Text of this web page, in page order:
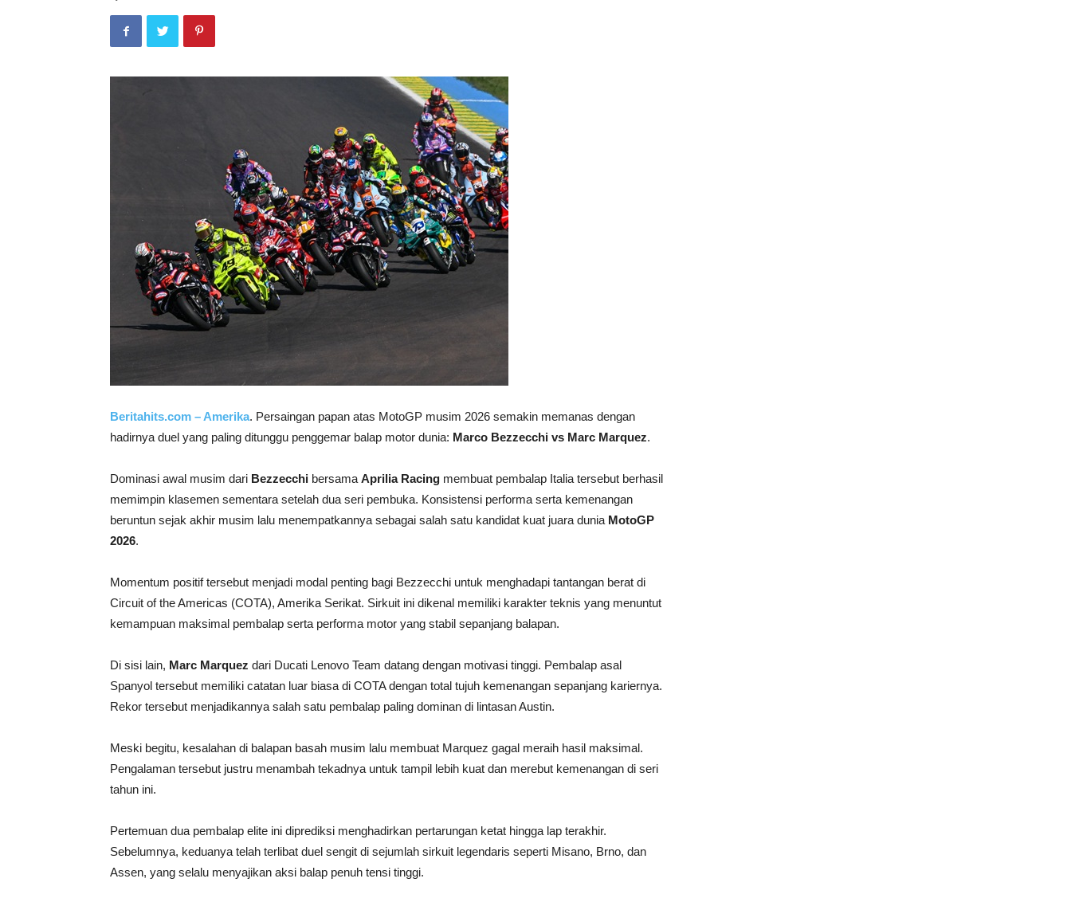
Beritahits.com – Amerika. Persaingan papan atas MotoGP musim 2026 semakin memanas dengan
hadirnya duel yang paling ditunggu penggemar balap motor dunia: Marco Bezzecchi vs Marc Marquez.
Dominasi awal musim dari Bezzecchi bersama Aprilia Racing membuat pembalap Italia tersebut berhasil
memimpin klasemen sementara setelah dua seri pembuka. Konsistensi performa serta kemenangan
beruntun sejak akhir musim lalu menempatkannya sebagai salah satu kandidat kuat juara dunia MotoGP
2026.
Momentum positif tersebut menjadi modal penting bagi Bezzecchi untuk menghadapi tantangan berat di
Circuit of the Americas (COTA), Amerika Serikat. Sirkuit ini dikenal memiliki karakter teknis yang menuntut
kemampuan maksimal pembalap serta performa motor yang stabil sepanjang balapan.
Di sisi lain, Marc Marquez dari Ducati Lenovo Team datang dengan motivasi tinggi. Pembalap asal
Spanyol tersebut memiliki catatan luar biasa di COTA dengan total tujuh kemenangan sepanjang kariernya.
Rekor tersebut menjadikannya salah satu pembalap paling dominan di lintasan Austin.
Meski begitu, kesalahan di balapan basah musim lalu membuat Marquez gagal meraih hasil maksimal.
Pengalaman tersebut justru menambah tekadnya untuk tampil lebih kuat dan merebut kemenangan di seri
tahun ini.
Pertemuan dua pembalap elite ini diprediksi menghadirkan pertarungan ketat hingga lap terakhir.
Sebelumnya, keduanya telah terlibat duel sengit di sejumlah sirkuit legendaris seperti Misano, Brno, dan
Assen, yang selalu menyajikan aksi balap penuh tensi tinggi.